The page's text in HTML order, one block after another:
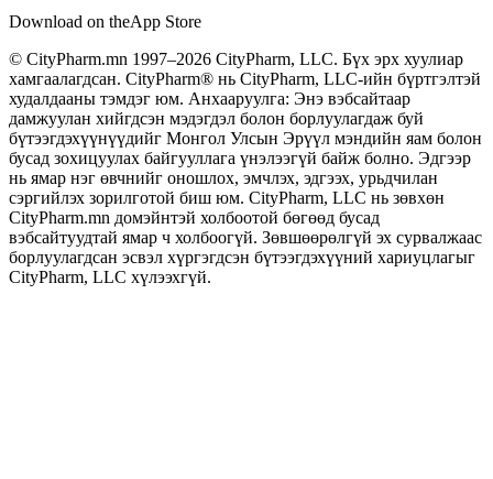
Download on theApp Store
© CityPharm.mn 1997–2026 CityPharm, LLC. Бүх эрх хуулиар
хамгаалагдсан. CityPharm® нь CityPharm, LLC-ийн бүртгэлтэй
худалдааны тэмдэг юм. Анхааруулга: Энэ вэбсайтаар
дамжуулан хийгдсэн мэдэгдэл болон борлуулагдаж буй
бүтээгдэхүүнүүдийг Монгол Улсын Эрүүл мэндийн яам болон
бусад зохицуулах байгууллага үнэлээгүй байж болно. Эдгээр
нь ямар нэг өвчнийг оношлох, эмчлэх, эдгээх, урьдчилан
сэргийлэх зорилготой биш юм. CityPharm, LLC нь зөвхөн
CityPharm.mn домэйнтэй холбоотой бөгөөд бусад
вэбсайтуудтай ямар ч холбоогүй. Зөвшөөрөлгүй эх сурвалжаас
борлуулагдсан эсвэл хүргэгдсэн бүтээгдэхүүний хариуцлагыг
CityPharm, LLC хүлээхгүй.